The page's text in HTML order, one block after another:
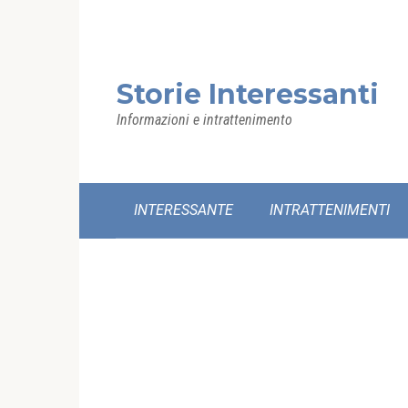
Storie Interessanti
Informazioni e intrattenimento
INTERESSANTE INTRATTENIMENTI